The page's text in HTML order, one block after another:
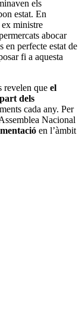
els
estat. En
ministre
abocar
en perfecte estat de
fi a aquesta
revelen que el
dels
cada any. Per
Nacional
en l’àmbit